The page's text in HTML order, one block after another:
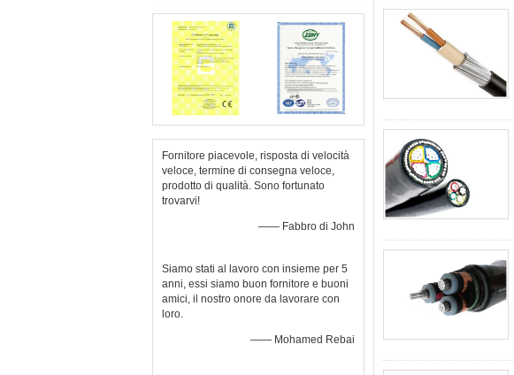
Fornitore piacevole, risposta di velocità
veloce, termine di consegna veloce,
prodotto di qualità. Sono fortunato
trovarvi!
—— Fabbro di John
Siamo stati al lavoro con insieme per 5
anni, essi siamo buon fornitore e buoni
amici, il nostro onore da lavorare con
loro.
—— Mohamed Rebai